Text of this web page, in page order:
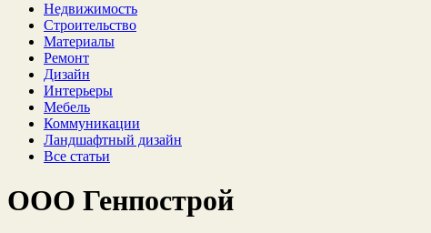
Недвижимость
Строительство
Материалы
Ремонт
Дизайн
Интерьеры
Мебель
Коммуникации
Ландшафтный дизайн
Все статьи
ООО Генпострой